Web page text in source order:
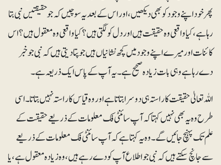
پھر خود اپنے وجود کو بھی دیکھیں، اور اس کے بعد یہ سوچیں کہ جو حقیقتیں نبی بتا
رہا ہے، کیا واقعی وہ حقیقت ہیں اور دل کو لگتی ہیں؟ کیا واقعی وہ معقول ہیں؟ اس
کائنات اور میرے اپنے وجود میں کچھ نشانیاں ہیں جو پتا دیتی ہیں کہ نبی جو خبر
دے رہا ہے وہی بات زیادہ صحیح ہے۔ یہ آپ کے پاس ایک ذریعہ ہے۔
اللہ تعالیٰ حقیقت کا راستہ ہی دوسرا بتاتا ہے اور وہ قیاس کا راستہ نہیں بتاتا۔ اسی
طرح وہ یہ بھی نہیں کہتا کہ آپ سائنٹی فک معلومات کے ذریعے حقیقت کے
علم تک پہنچ جائیں گے۔ وہ یہ کہتا ہے کہ آپ سائنٹی فک معلومات کے ذریعے
سے جانچ سکتے ہیں کہ نبی جو اطلاع آپ کو دے رہے ہیں، وہ زیادہ معقول ہے، یا